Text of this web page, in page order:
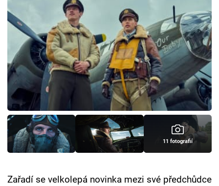
Seriály
Hry
Cool Esport
Pořady
TV Program
Sledujte prima+ 11 fotografií
Zařadí se velkolepá novinka mezi své předchůdce